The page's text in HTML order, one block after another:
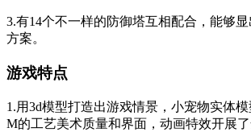
3.有14个不一样的防御塔互相配合，能够
方案。
游戏特点
1.用3d模型打造出游戏情景，小宠物实体
M的工艺美术质量和界面，动画特效开展